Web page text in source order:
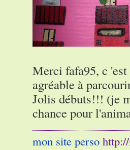
Merci fafa95, c
agréable à
Jolis débuts!!! (je
chance pour
mon site perso